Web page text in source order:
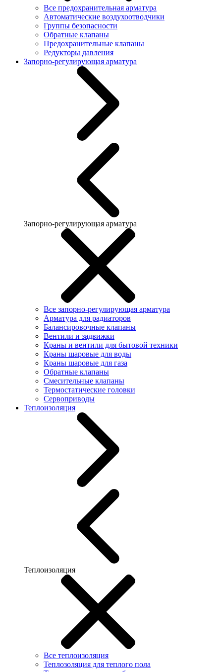
Все предохранительная арматура
Автоматические воздухоотводчики
Группы безопасности
Обратные клапаны
Предохранительные клапаны
Редукторы давления
Запорно-регулирующая арматура
Запорно-регулирующая арматура
Все запорно-регулирующая арматура
Арматура для радиаторов
Балансировочные клапаны
Вентили и задвижки
Краны и вентили для бытовой техники
Краны шаровые для воды
Краны шаровые для газа
Обратные клапаны
Смесительные клапаны
Термостатические головки
Сервоприводы
Теплоизоляция
Теплоизоляция
Все теплоизоляция
Теплозоляция для теплого пола